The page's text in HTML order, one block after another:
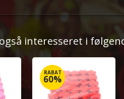
interesseret i
RABAT
60%